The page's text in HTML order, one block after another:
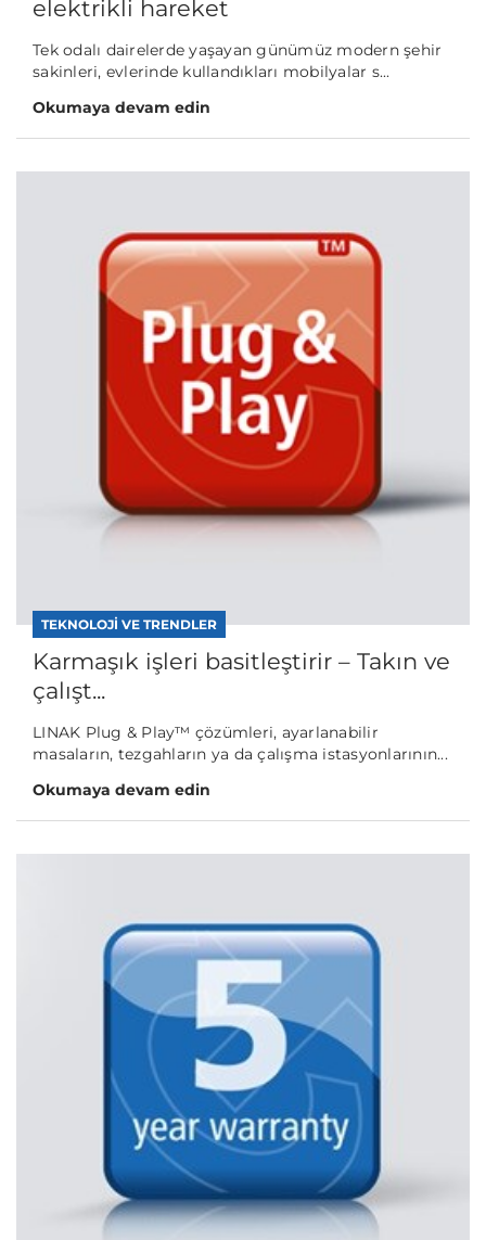
elektrikli hareket
Tek odalı dairelerde yaşayan günümüz modern şehir
sakinleri, evlerinde kullandıkları mobilyalar s...
Okumaya devam edin
TEKNOLOJI VE TRENDLER
Karmaşık işleri basitleştirir – Takın ve
çalışt...
LINAK Plug & Play™ çözümleri, ayarlanabilir
masaların, tezgahların ya da çalışma istasyonlarının...
Okumaya devam edin